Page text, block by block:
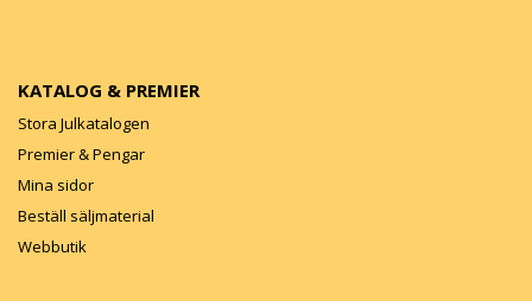
KATALOG & PREMIER
Stora Julkatalogen
Premier & Pengar
Mina sidor
Beställ säljmaterial
Webbutik